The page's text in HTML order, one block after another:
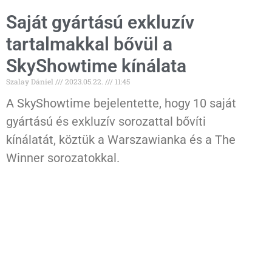
Saját gyártású exkluzív
tartalmakkal bővül a
SkyShowtime kínálata
Szalay Dániel 2023.05.22. 11:45
A SkyShowtime bejelentette, hogy 10 saját
gyártású és exkluzív sorozattal bővíti
kínálatát, köztük a Warszawianka és a The
Winner sorozatokkal.